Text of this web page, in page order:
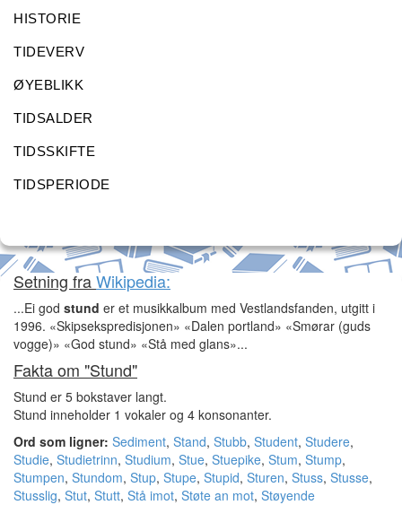
HISTORIE
TIDEVERV
ØYEBLIKK
TIDSALDER
TIDSSKIFTE
TIDSPERIODE
Setning fraWikipedia:
...Ei god stund er et musikkalbum med Vestlandsfanden, utgitt i
1996. «Skipsekspredisjonen» «Dalen portland» «Smørar (guds
vogge)» «God stund» «Stå med glans»...
Fakta om "Stund"
Stund er 5 bokstaver langt.
Stund inneholder 1 vokaler og 4 konsonanter.
Ord som ligner: Sediment, Stand, Stubb, Student, Studere,
Studie, Studietrinn, Studium, Stue, Stuepike, Stum, Stump,
Stumpen, Stundom, Stup, Stupe, Stupid, Sturen, Stuss, Stusse,
Stusslig, Stut, Stutt, Stå imot, Støte an mot, Støyende